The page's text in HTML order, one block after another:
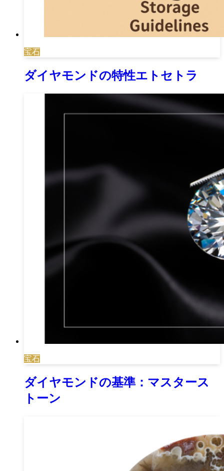
宝石
ダイヤモンドの特性エトセトラ
宝石
ダイヤモンドの基準：マスタース
トーン